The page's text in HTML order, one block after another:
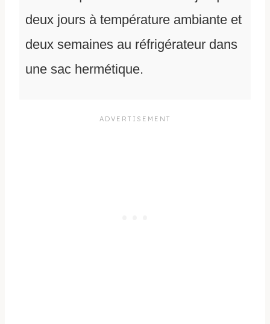
deux jours à température ambiante et
deux semaines au réfrigérateur dans
une sac hermétique.